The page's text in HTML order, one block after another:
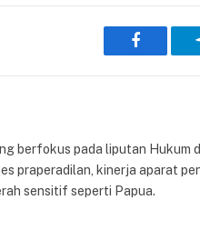
Facebook
berfokus pada liputan Hukum
praperadilan, kinerja aparat
sensitif seperti Papua.